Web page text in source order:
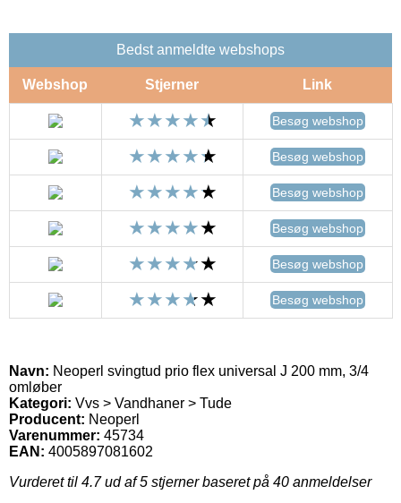
Bedst anmeldte webshops
Webshop Stjerner Link
Besøg webshop
Besøg webshop
Besøg webshop
Besøg webshop
Besøg webshop
Besøg webshop
Navn: Neoperl svingtud prio flex universal J 200 mm, 3/4
omløber
Kategori: Vvs > Vandhaner > Tude
Producent: Neoperl
Varenummer: 45734
EAN: 4005897081602
Vurderet til 4.7ud af 5 stjerner baseret på 40 anmeldelser